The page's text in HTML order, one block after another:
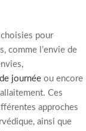
pour
comme l’envie de
journée ou encore
Ces
approches
ainsi que